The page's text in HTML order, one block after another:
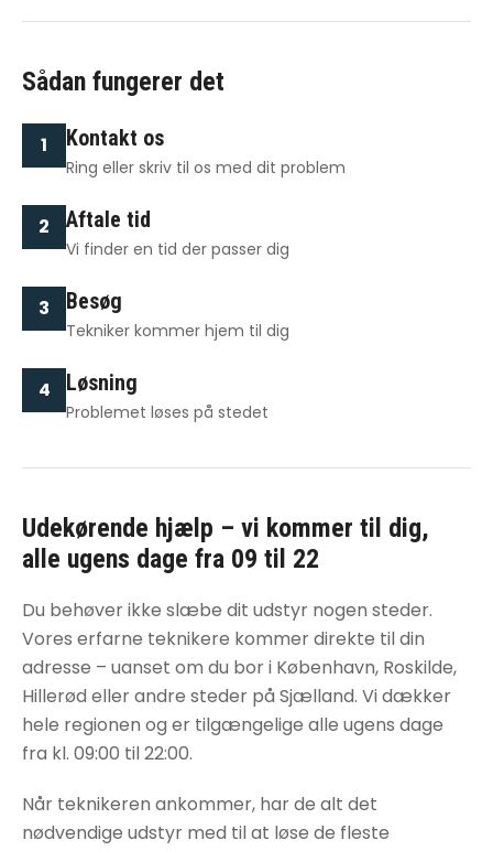
Sådan fungerer det
1 Kontakt os
Ring eller skriv til os med dit problem
2 Aftale tid
Vi finder en tid der passer dig
3 Besøg
Tekniker kommer hjem til dig
4 Løsning
Problemet løses på stedet
Udekørende hjælp – vi kommer til dig,
alle ugens dage fra 09 til 22
Du behøver ikke slæbe dit udstyr nogen steder.
Vores erfarne teknikere kommer direkte til din
adresse – uanset om du bor i København, Roskilde,
Hillerød eller andre steder på Sjælland. Vi dækker
hele regionen og er tilgængelige alle ugens dage
fra kl. 09:00 til 22:00.
Når teknikeren ankommer, har de alt det
nødvendige udstyr med til at løse de fleste